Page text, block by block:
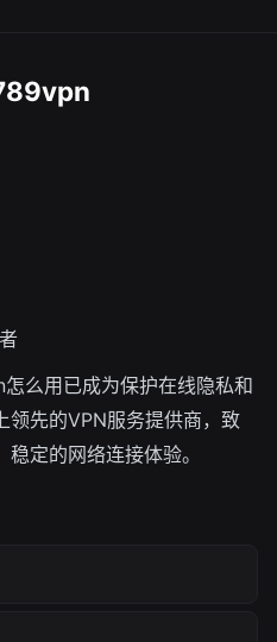
么用已成为保护在线隐私和
领先的VPN服务提供商，致
定的网络连接体验。